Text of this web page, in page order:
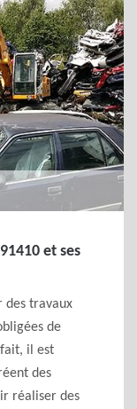
et ses
des travaux
de
il est
des
réaliser des